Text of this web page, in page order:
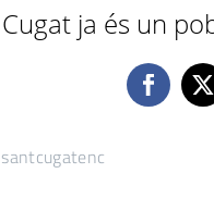
ja és un